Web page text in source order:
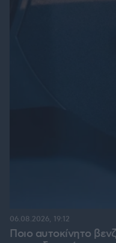
Ποιο αυτοκίνητο
06.08.2026, 19:12